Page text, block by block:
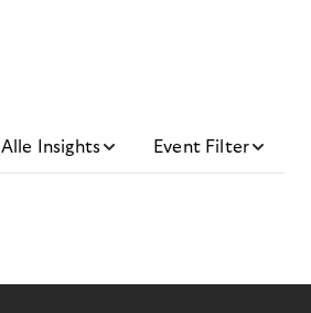
Alle Insights Event Filter